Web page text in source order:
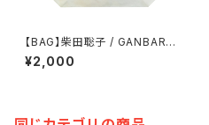
【BAG】柴田聡子 / GANBARE!
MELODY トートバッグ(バイオ
レットプリント)
¥2,000